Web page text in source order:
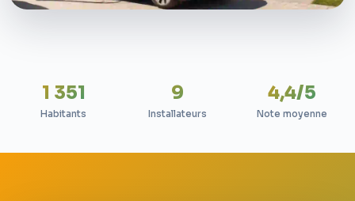
1 351
Habitants
9
Installateurs
4,4/5
Note moyenne